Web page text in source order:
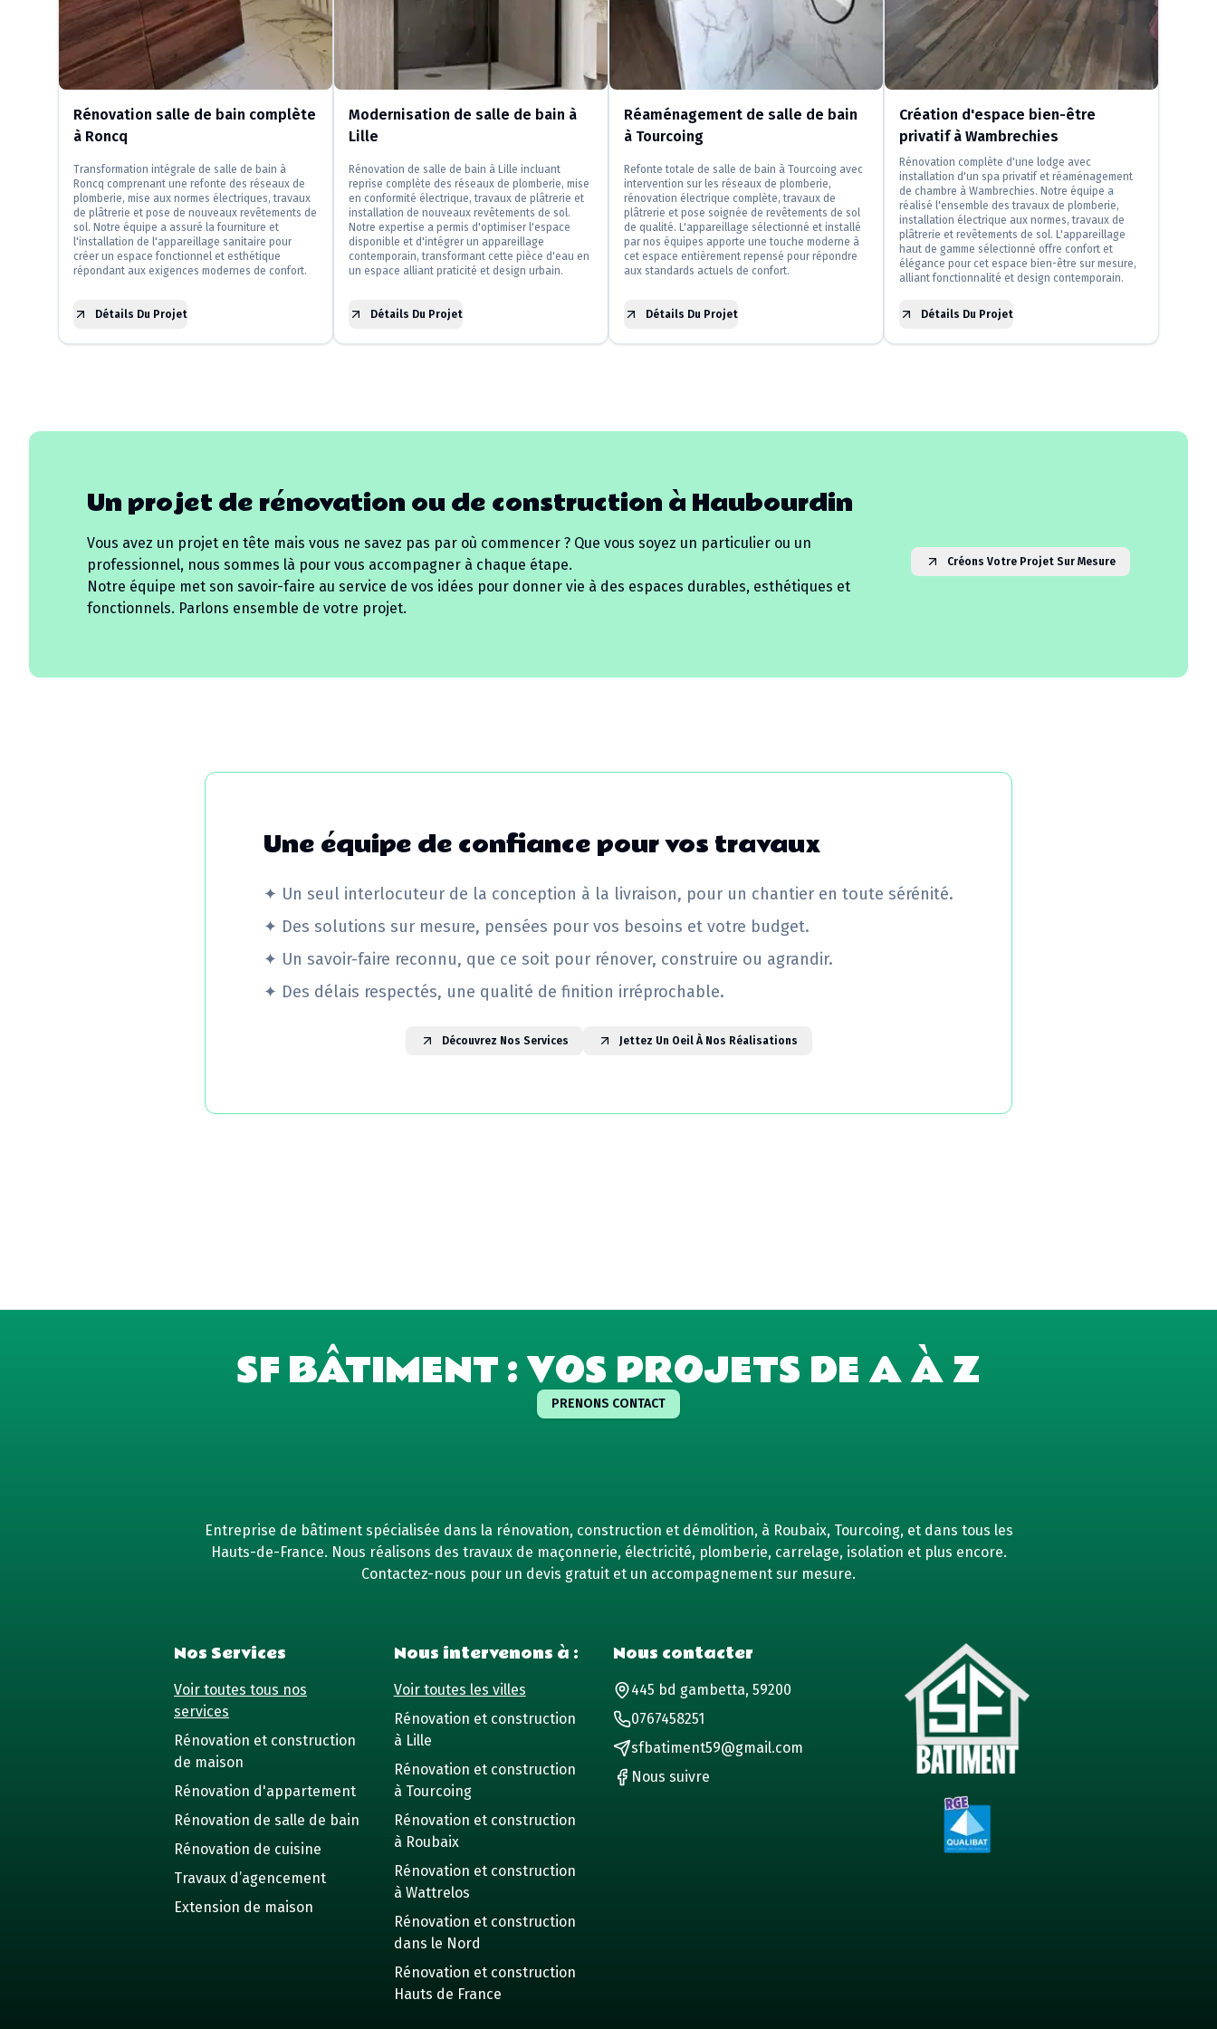
Rénovation salle de bain complète
à Roncq
Transformation intégrale de salle de bain à
Roncq comprenant une refonte des réseaux de
plomberie, mise aux normes électriques, travaux
de plâtrerie et pose de nouveaux revêtements de
sol. Notre équipe a assuré la fourniture et
l'installation de l'appareillage sanitaire pour
créer un espace fonctionnel et esthétique
répondant aux exigences modernes de confort.
Détails Du Projet
Modernisation de salle de bain à
Lille
Rénovation de salle de bain à Lille incluant
reprise complète des réseaux de plomberie, mise
en conformité électrique, travaux de plâtrerie et
installation de nouveaux revêtements de sol.
Notre expertise a permis d'optimiser l'espace
disponible et d'intégrer un appareillage
contemporain, transformant cette pièce d'eau en
un espace alliant praticité et design urbain.
Détails Du Projet
Réaménagement de salle de bain
à Tourcoing
Refonte totale de salle de bain à Tourcoing avec
intervention sur les réseaux de plomberie,
rénovation électrique complète, travaux de
plâtrerie et pose soignée de revêtements de sol
de qualité. L'appareillage sélectionné et installé
par nos équipes apporte une touche moderne à
cet espace entièrement repensé pour répondre
aux standards actuels de confort.
Détails Du Projet
Création d'espace bien-être
privatif à Wambrechies
Rénovation complète d'une lodge avec
installation d'un spa privatif et réaménagement
de chambre à Wambrechies. Notre équipe a
réalisé l'ensemble des travaux de plomberie,
installation électrique aux normes, travaux de
plâtrerie et revêtements de sol. L'appareillage
haut de gamme sélectionné offre confort et
élégance pour cet espace bien-être sur mesure,
alliant fonctionnalité et design contemporain.
Détails Du Projet
Un projet de rénovation ou de construction àHaubourdin
Vous avez un projet en tête mais vous ne savez pas par où commencer ? Que vous soyez un particulier ou un
professionnel, nous sommes là pour vous accompagner à chaque étape.
Notre équipe met son savoir-faire au service de vos idées pour donner vie à des espaces durables, esthétiques et
fonctionnels. Parlons ensemble de votre projet.
Créons Votre Projet Sur Mesure
Une équipe de confiance pour vos travaux
✦ Un seul interlocuteur de la conception à la livraison, pour un chantier en toute sérénité.
✦ Des solutions sur mesure, pensées pour vos besoins et votre budget.
✦ Un savoir-faire reconnu, que ce soit pour rénover, construire ou agrandir.
✦ Des délais respectés, une qualité de finition irréprochable.
Découvrez Nos Services Jettez Un Oeil À Nos Réalisations
SF BÂTIMENT : VOS PROJETS DE A À Z
PRENONS CONTACT
Entreprise de bâtiment spécialisée dans la rénovation, construction et démolition, à Roubaix, Tourcoing, et dans tous les
Hauts-de-France. Nous réalisons des travaux de maçonnerie, électricité, plomberie, carrelage, isolation et plus encore.
Contactez-nous pour un devis gratuit et un accompagnement sur mesure.
Nos Services
Voir toutes tous nos
services
Rénovation et construction
de maison
Rénovation d'appartement
Rénovation de salle de bain
Rénovation de cuisine
Travaux d’agencement
Extension de maison
Nous intervenons à :
Voir toutes les villes
Rénovation et construction
à Lille
Rénovation et construction
à Tourcoing
Rénovation et construction
à Roubaix
Rénovation et construction
à Wattrelos
Rénovation et construction
dans le Nord
Rénovation et construction
Hauts de France
Nous contacter
445 bd gambetta, 59200
0767458251
sfbatiment59@gmail.com
Nous suivre